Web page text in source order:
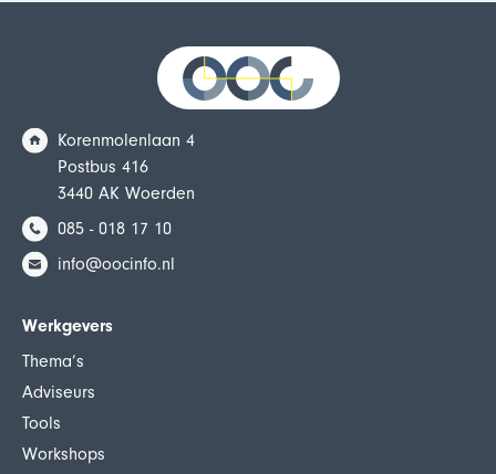
Korenmolenlaan 4
Postbus 416
3440 AK Woerden
085 - 018 17 10
info@oocinfo.nl
Werkgevers
Thema’s
Adviseurs
Tools
Workshops